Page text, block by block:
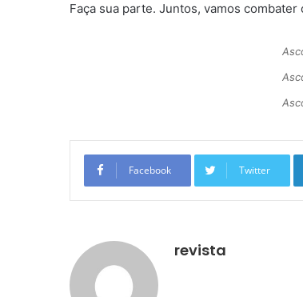
Faça sua parte. Juntos, vamos
Facebook Twitter
revista